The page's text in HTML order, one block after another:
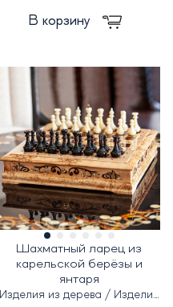
В корзину
Шахматный ларец из
карельской берёзы и
янтаря
Изделия из дерева / Изделия